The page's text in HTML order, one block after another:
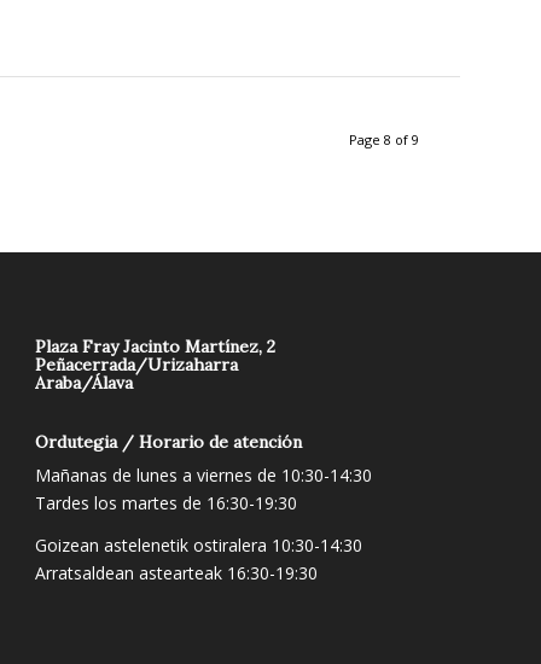
Page 8 of 9
Plaza Fray Jacinto Martínez, 2
Peñacerrada/Urizaharra
Araba/Álava
Ordutegia / Horario de atención
Mañanas de lunes a viernes de 10:30-14:30
Tardes los martes de 16:30-19:30
Goizean astelenetik ostiralera 10:30-14:30
Arratsaldean astearteak 16:30-19:30